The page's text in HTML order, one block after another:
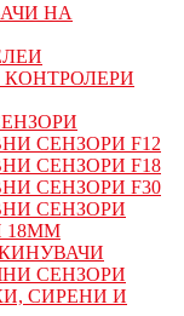
НА
СЕНЗОРИ F12
СЕНЗОРИ F18
СЕНЗОРИ F30
СЕНЗОРИ
18ММ
СЕНЗОРИ
СИРЕНИ И